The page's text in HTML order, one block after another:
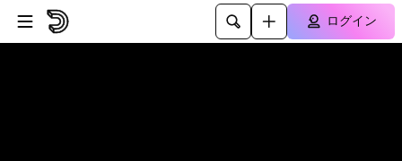
プレイヤーにスキップ
メインコンテンツにスキップ
ログイン